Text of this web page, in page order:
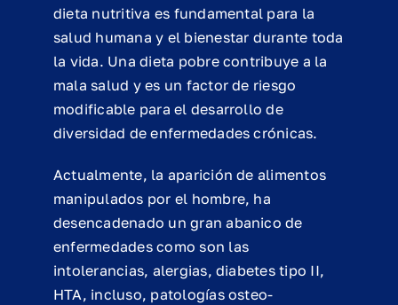
dieta nutritiva es fundamental para la
salud humana y el bienestar durante toda
la vida. Una dieta pobre contribuye a la
mala salud y es un factor de riesgo
modificable para el desarrollo de
diversidad de enfermedades crónicas.
Actualmente, la aparición de alimentos
manipulados por el hombre, ha
desencadenado un gran abanico de
enfermedades como son las
intolerancias, alergias, diabetes tipo II,
HTA, incluso, patologías osteo-